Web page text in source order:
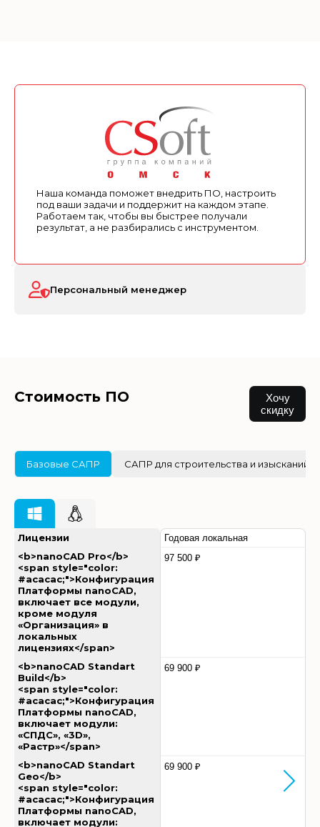
Наша команда поможет внедрить ПО, настроить
под ваши задачи и поддержит на каждом этапе.
Работаем так, чтобы вы быстрее получали
результат, а не разбирались с инструментом.
Персональный менеджер
Стоимость ПО
Хочу
скидку
Базовые САПР САПР для строительства и изысканий
Лицензии
<b>nanoCAD Pro</b>
<span style="color:
#acacac;">Конфигурация
Платформы nanoCAD,
включает все модули,
кроме модуля
«Организация» в
локальных
лицензиях</span>
<b>nanoCAD Standart
Build</b>
<span style="color:
#acacac;">Конфигурация
Платформы nanoCAD,
включает модули:
«СПДС», «3D»,
«Растр»</span>
<b>nanoCAD Standart
Geo</b>
<span style="color:
#acacac;">Конфигурация
Платформы nanoCAD,
включает модули:
Годовая локальная
97 500 ₽
69 900 ₽
69 900 ₽